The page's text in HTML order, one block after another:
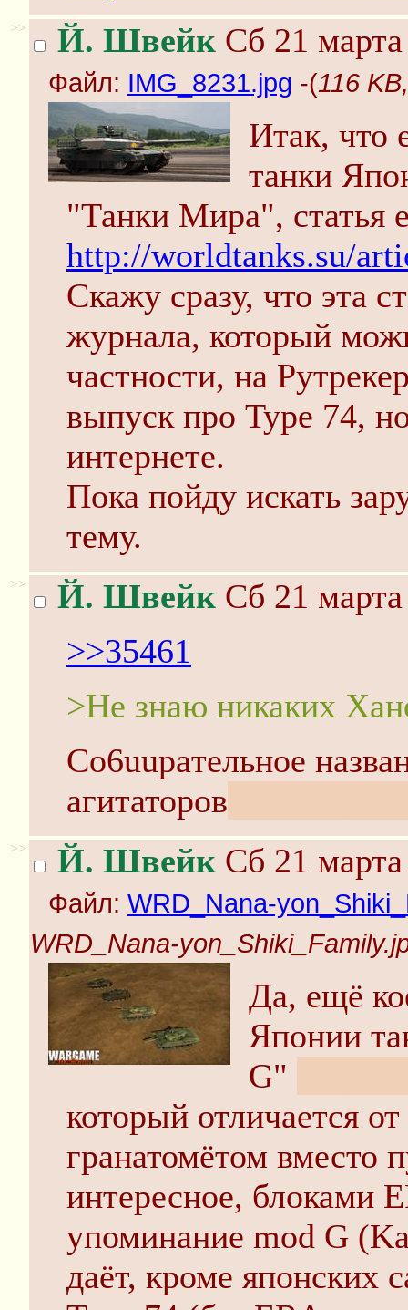
>> Й. Швейк Сб 21
Файл: IMG_8231.jpg -(116
Итак, что
танки
"Танки Мира", статья
http://worldtanks.su/
Скажу сразу, что эта
журнала, который
частности, на
выпуск про Type 74,
интернете.
Пока пойду искать
тему.
>> Й. Швейк Сб 21
>>35461
>Не знаю никаких
Co6uupaтельное
агитаторов
>> Й. Швейк Сб 21
Файл: WRD_Nana-
WRD_Nana-
Да, ещё
Японии
G"
который отличается
гранатомётом вместо
интересное, блоками
упоминание mod G
даёт, кроме японских